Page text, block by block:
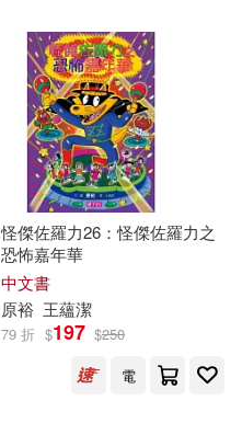
怪傑佐羅力26：怪傑佐羅力之
恐怖嘉年華
中文書
原裕 王蘊潔
79 折 $197 $250
電